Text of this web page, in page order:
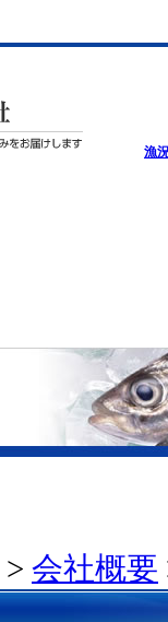
漁
> 会社概要